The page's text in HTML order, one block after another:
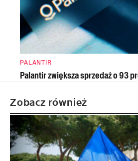
PALANTIR
Palantir zwiększa sprzedaż o 93
Zobacz również